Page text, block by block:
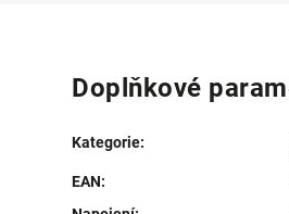
Doplňkové
Kategorie:
EAN: